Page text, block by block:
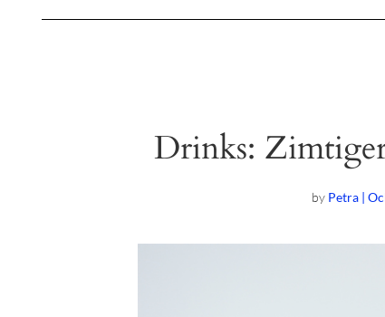
Drinks:
by Petra |